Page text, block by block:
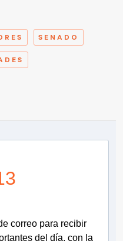
SENADO
correo para recibir
del día, con la